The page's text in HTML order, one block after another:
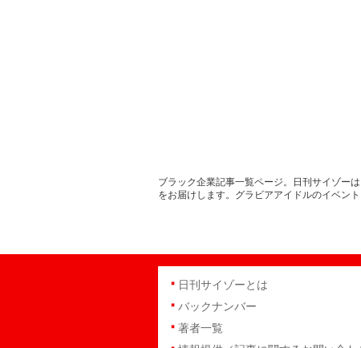
ブラック企業記事一覧ページ。日刊サイゾー
をお届けします。グラビアアイドルのイベン
日刊サイゾーとは
バックナンバー
著者一覧